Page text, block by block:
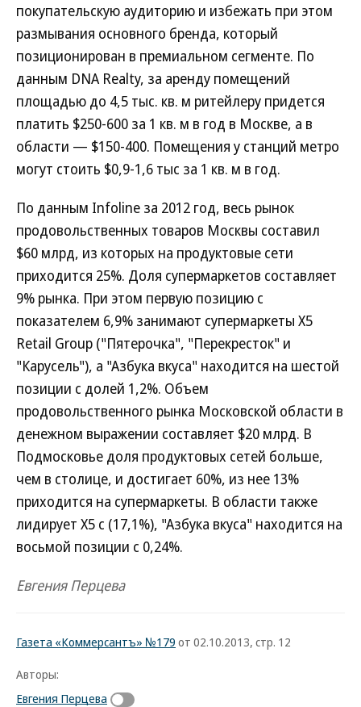
покупательскую аудиторию и избежать при этом
размывания основного бренда, который
позиционирован в премиальном сегменте. По
данным DNA Realty, за аренду помещений
площадью до 4,5 тыс. кв. м ритейлеру придется
платить $250-600 за 1 кв. м в год в Москве, а в
области — $150-400. Помещения у станций метро
могут стоить $0,9-1,6 тыс за 1 кв. м в год.
По данным Infoline за 2012 год, весь рынок
продовольственных товаров Москвы составил
$60 млрд, из которых на продуктовые сети
приходится 25%. Доля супермаркетов составляет
9% рынка. При этом первую позицию с
показателем 6,9% занимают супермаркеты Х5
Retail Group ("Пятерочка", "Перекресток" и
"Карусель"), а "Азбука вкуса" находится на шестой
позиции с долей 1,2%. Объем
продовольственного рынка Московской области в
денежном выражении составляет $20 млрд. В
Подмосковье доля продуктовых сетей больше,
чем в столице, и достигает 60%, из нее 13%
приходится на супермаркеты. В области также
лидирует Х5 с (17,1%), "Азбука вкуса" находится на
восьмой позиции с 0,24%.
Евгения Перцева
Газета «Коммерсантъ» №179 от 02.10.2013, стр. 12
Авторы:
Евгения Перцева